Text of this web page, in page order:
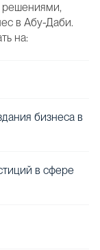
решениями,
в Абу-Даби.
на:
бизнеса в
в сфере